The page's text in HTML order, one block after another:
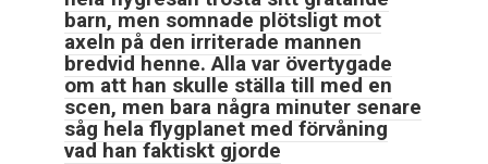
barn, men somnade plötsligt mot
axeln på den irriterade mannen
bredvid henne. Alla var övertygade
om att han skulle ställa till med en
scen, men bara några minuter senare
såg hela flygplanet med förvåning
vad han faktiskt gjorde